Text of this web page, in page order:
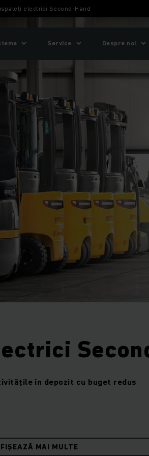
electrici Second-Hand
Service Despre noi
în depozit cu buget redus
echipamente premium, de cea mai
MAI MULTE